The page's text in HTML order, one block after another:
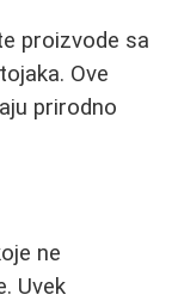
proizvode sa
Ove
prirodno
ne
Uvek